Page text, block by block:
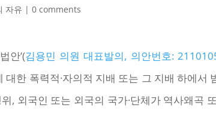
자유 |0 comments
안’(김용민 의원 대표발의, 의안번호:
한 폭력적·자의적 지배 또는 그 지배 하에서
, 외국인 또는 외국의 국가·단체가 역사왜곡